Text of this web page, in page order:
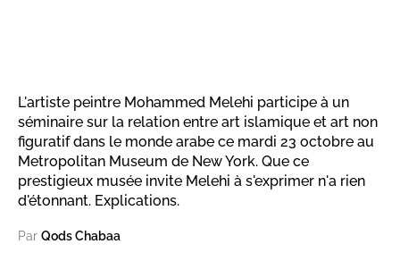
L'artiste peintre Mohammed Melehi participe à un
séminaire sur la relation entre art islamique et art non
figuratif dans le monde arabe ce mardi 23 octobre au
Metropolitan Museum de New York. Que ce
prestigieux musée invite Melehi à s'exprimer n'a rien
d'étonnant. Explications.
Par Qods Chabaa